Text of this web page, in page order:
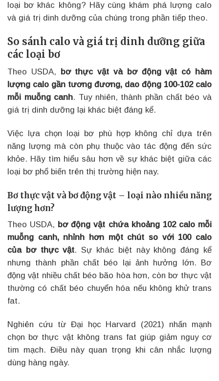
loại bơ khác không? Hãy cùng khám phá lượng calo
và giá trị dinh dưỡng của chúng trong phần tiếp theo.
So sánh calo và giá trị dinh dưỡng giữa
các loại bơ
Theo USDA,
bơ thực vật và bơ động vật có hàm
lượng calo gần tương đương, dao động 100-102 calo
mỗi muỗng canh. Tuy nhiên, thành phần chất béo và
giá trị dinh dưỡng lại khác biệt đáng kể.
Việc lựa chọn loại bơ phù hợp không chỉ dựa trên
năng lượng mà còn phụ thuộc vào tác động đến sức
khỏe. Hãy tìm hiểu sâu hơn về sự khác biệt giữa các
loại bơ phổ biến trên thị trường hiện nay.
Bơ thực vật và bơ động vật – loại nào nhiều năng
lượng hơn?
Theo USDA, bơ động vật chứa khoảng 102 calo mỗi
muỗng canh, nhỉnh hơn một chút so với 100 calo
của bơ thực vật. Sự khác biệt này không đáng kể
nhưng thành phần chất béo lại ảnh hưởng lớn. Bơ
động vật nhiều chất béo bão hòa hơn, còn bơ thực vật
thường có chất béo chuyển hóa nếu không khử trans
fat.
Nghiên cứu từ Đại học Harvard (2021) nhấn mạnh
chọn bơ thực vật không trans fat giúp giảm nguy cơ
tim mạch. Điều này quan trọng khi cân nhắc lượng
dùng hàng ngày.